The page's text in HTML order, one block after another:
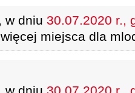
, w dniu 30.07.2020 r.,
miejsca dla